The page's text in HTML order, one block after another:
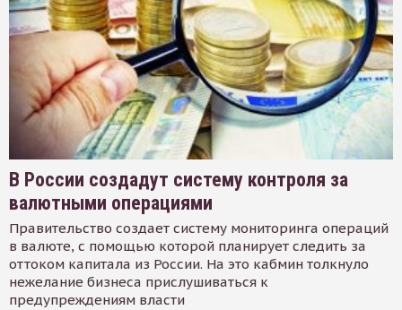
В России создадут систему контроля за
валютными операциями
Правительство создает систему мониторинга операций
в валюте, с помощью которой планирует следить за
оттоком капитала из России. На это кабмин толкнуло
нежелание бизнеса прислушиваться к
предупреждениям власти